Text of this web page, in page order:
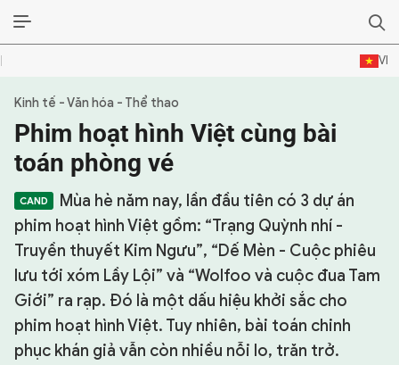
VI
SỰ KIỆN & BÌNH LUẬN
HẬU TRƯỜNG
KINH TẾ - VĂN HÓA - THỂ THAO
HỒ SƠ MẬT
PHÓNG SỰ
HỒ SƠ INTERPOL
VỤ ÁN NỔI TIẾNG
Kinh tế - Văn hóa - Thể thao
Phim hoạt hình Việt cùng bài
toán phòng vé
Mùa hè năm nay, lần đầu tiên có 3 dự án
phim hoạt hình Việt gồm: “Trạng Quỳnh nhí -
Truyền thuyết Kim Ngưu”, “Dế Mèn - Cuộc phiêu
lưu tới xóm Lầy Lội” và “Wolfoo và cuộc đua Tam
Giới” ra rạp. Đó là một dấu hiệu khởi sắc cho
phim hoạt hình Việt. Tuy nhiên, bài toán chinh
phục khán giả vẫn còn nhiều nỗi lo, trăn trở.